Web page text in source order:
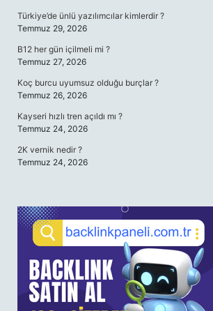
Türkiye’de ünlü yazılımcılar kimlerdir ?
Temmuz 29, 2026
B12 her gün içilmeli mi ?
Temmuz 27, 2026
Koç burcu uyumsuz olduğu burçlar ?
Temmuz 26, 2026
Kayseri hızlı tren açıldı mı ?
Temmuz 24, 2026
2K vernik nedir ?
Temmuz 24, 2026